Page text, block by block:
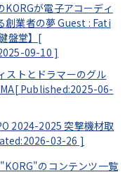
KORGが電子アコーディ
創業者の夢 Guest : Fati
盤堂】[
09-10 ]
ストとドラマーのグル
Published:2025-06-
2024-2025 突撃機材取
03-26 ]
のコンテンツ一覧